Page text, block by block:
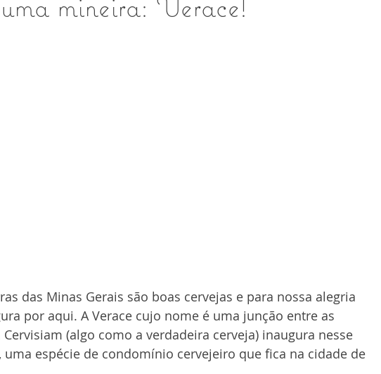
das Minas Gerais são boas cervejas e para nossa alegria
por aqui. A Verace cujo nome é uma junção entre as
(algo como a verdadeira cerveja) inaugura nesse
uma espécie de condomínio cervejeiro que fica na cidade de